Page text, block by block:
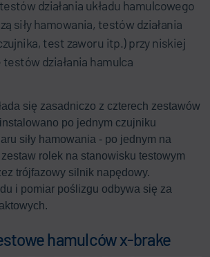
działania układu hamulcowego
siły hamowania, testów działania
test zaworu itp.) przy niskiej
działania hamulca
się zasadniczo z czterech zestawów
po jednym czujniku
siły hamowania - po jednym na
zestaw rolek na stanowisku testowym
trójfazowy silnik napędowy.
i pomiar poślizgu odbywa się za
hamulców x-brake